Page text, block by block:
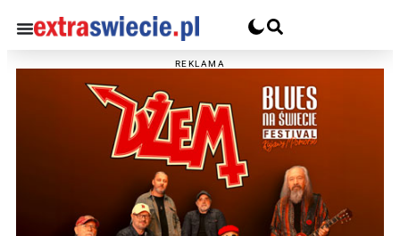
REKLAMA